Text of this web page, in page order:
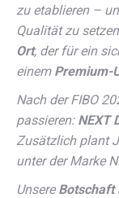
zu etablieren –
Qualität zu
Ort, der für ein
einem Premium-
Nach der FIBO
passieren: NEXT
Zusätzlich plant
unter der Marke
Unsere Botschaft